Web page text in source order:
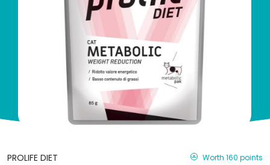
PROLIFE DIET Worth 160 points